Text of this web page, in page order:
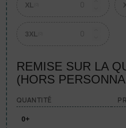
XL
3XL
REMISE SUR LA
(HORS
QUANTITÉ
0+